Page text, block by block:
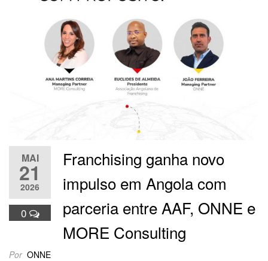
MAI
21
2026
0
Franchising ganha novo
impulso em Angola com
parceria entre AAF, ONNE e
MORE Consulting
Por ONNE